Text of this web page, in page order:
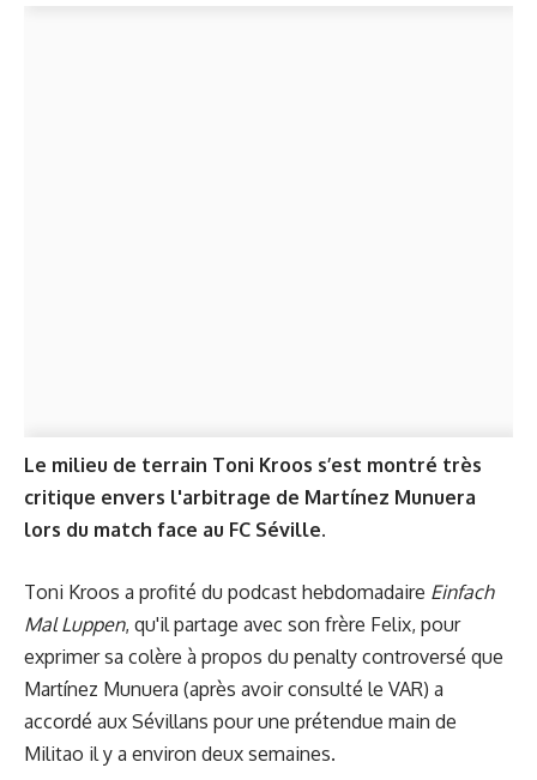
Le milieu de terrain Toni Kroos s’est montré très
critique envers l'arbitrage de Martínez Munuera
lors du match face au FC Séville.
Toni Kroos a profité du podcast hebdomadaire Einfach
Mal Luppen, qu'il partage avec son frère Felix, pour
exprimer sa colère à propos du penalty controversé que
Martínez Munuera (après avoir consulté le VAR) a
accordé aux Sévillans pour une prétendue main de
Militao il y a environ deux semaines.